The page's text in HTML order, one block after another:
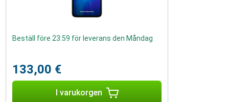
Beställ före 23:59 för leverans den Måndag
133,00 €
I varukorgen